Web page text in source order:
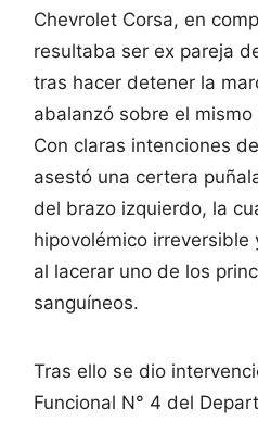
Chevrolet Corsa, en
resultaba ser ex pareja
tras hacer detener la
abalanzó sobre el
Con claras intenciones
asestó una certera
del brazo izquierdo, la
hipovolémico
al lacerar uno de los
sanguíneos.
Tras ello se dio
Funcional N° 4 del